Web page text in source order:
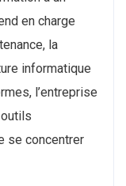
en charge
la
informatique
l’entreprise
se concentrer